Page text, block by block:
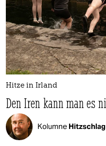
Hitze in Irland
Den Iren kann man es
Kolumne Hitzschlag